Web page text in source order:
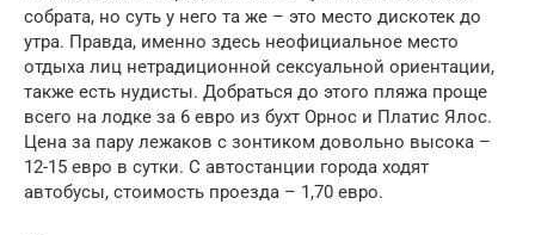
собрата, но суть у него та же – это место дискотек до
утра. Правда, именно здесь неофициальное место
отдыха лиц нетрадиционной сексуальной ориентации,
также есть нудисты. Добраться до этого пляжа проще
всего на лодке за 6 евро из бухт Орнос и Платис Ялос.
Цена за пару лежаков с зонтиком довольно высока –
12-15 евро в сутки. С автостанции города ходят
автобусы, стоимость проезда – 1,70 евро.